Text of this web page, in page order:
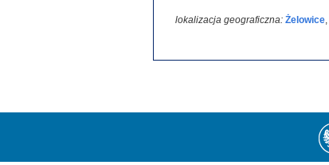
lokalizacja geograficzna: Żelowice,